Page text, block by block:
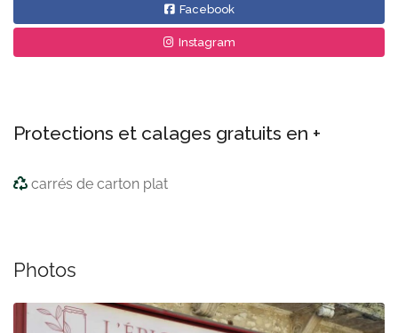
Facebook
Instagram
Protections et calages gratuits en +
carrés de carton plat
Photos